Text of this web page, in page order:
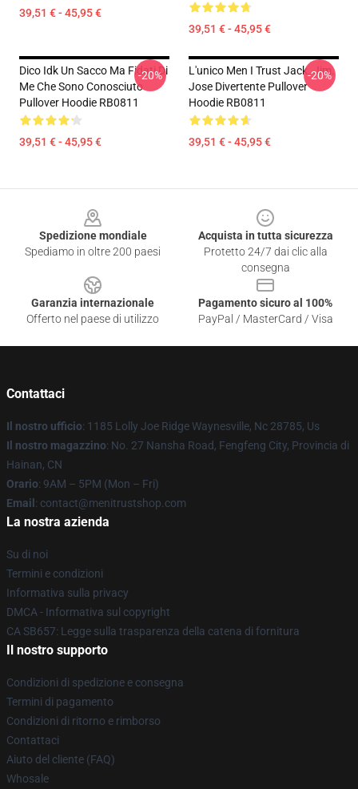
39,51 € - 45,95 €
39,51 € - 45,95 €
Dico Idk Un Sacco Ma Fidati Di
Me Che Sono Conosciuto
Pullover Hoodie RB0811
39,51 € - 45,95 €
-20%
L'unico Men I Trust Jack. Jim.
Jose Divertente Pullover
Hoodie RB0811
39,51 € - 45,95 €
-20%
Spedizione mondiale
Spediamo in oltre 200 paesi
Acquista in tutta sicurezza
Protetto 24/7 dai clic alla
consegna
Garanzia internazionale
Offerto nel paese di utilizzo
Pagamento sicuro al 100%
PayPal / MasterCard / Visa
Contattaci
Il nostro ufficio: 1185 Lolly Joe Ridge Waynesville, Nc 28785, Us
Il nostro magazzino: No. 27 Nansha Road, Fengfeng City, Provincia di
Hainan, CN
Orario: 9AM – 5PM (Mon – Fri)
Email : contact@menitrustshop.com
La nostra azienda
Su di noi
Termini e condizioni
Informativa sulla privacy
DMCA - Informativa sul copyright
CA SB657: Legge sulla trasparenza della catena di fornitura
Il nostro supporto
Condizioni di spedizione e consegna
Termini di pagamento
Condizioni di ritorno e rimborso
Contattaci
Aiuto del cliente (FAQ)
Whosale